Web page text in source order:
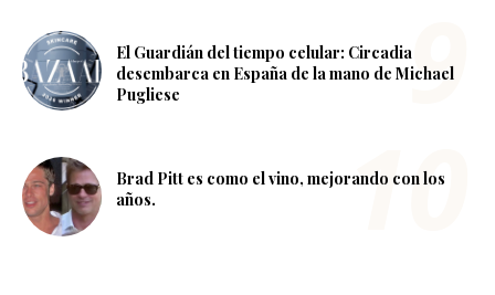
El Guardián del tiempo celular: Circadia
desembarca en España de la mano de Michael
Pugliese
Brad Pitt es como el vino, mejorando con los
años.